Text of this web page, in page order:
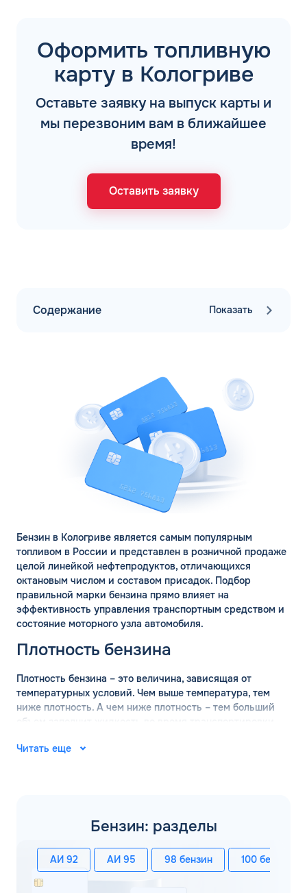
Оформить топливную
карту в Кологриве
Оставьте заявку на выпуск карты и
мы перезвоним вам в ближайшее
время!
Оставить заявку
Содержание Показать
Бензин в Кологриве является самым популярным
топливом в России и представлен в розничной продаже
целой линейкой нефтепродуктов, отличающихся
октановым числом и составом присадок. Подбор
правильной марки бензина прямо влияет на
эффективность управления транспортным средством и
состояние моторного узла автомобиля.
Плотность бензина
Плотность бензина – это величина, зависящая от
температурных условий. Чем выше температура, тем
ниже плотность. А чем ниже плотность – тем больший
объем заполнит жидкость во время транспортировки.
обязательно проводится измерение плотности состава.
АИ-95 – 750 кг/м3;
АИ-98 – 780 кг/м3.
Читать еще
Бензин: разделы
АИ 92 АИ 95 98 бензин 100 бензин